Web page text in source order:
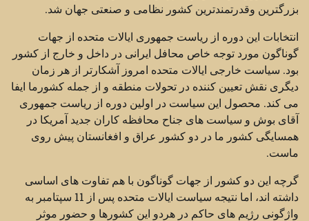
بزرگترین وقدرتمندترین کشور نظامی و صنعتی جهان شد.
انتخابات این دوره از ریاست جمهوری ایالات متحده از جهات
گوناگون مورد توجه خاص محافل ایرانی در داخل و خارج از کشور
بود. سیاست خارجی ایالات متحده امروز آشکارتر از هر زمان
دیگری نقش تعیین کننده در تحولات منطقه و از جمله کشورما ایفا
می کند. محصول این سیاست در اولین دوره از ریاست جمهوری
آقای بوش و سیاست های جناح محافظه کاران جدید آمریکا در
همسایگی کشور ما در دو کشور عراق و افغانستان پیش روی
ماست.
گرچه این دو کشور از جهات گوناگون با هم تفاوت های اساسی
داشته اند، اما نتیجه سیاست ایالات متحده پس از 11 سپتامبر به
واژگونی رژیم های حاکم در هردو این کشورها و حضور موثر